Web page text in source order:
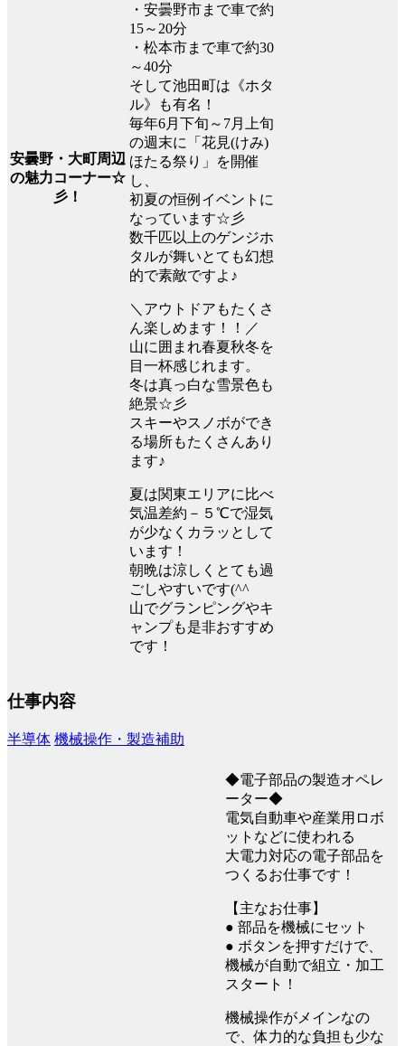
安曇野・大町周辺
の魅力コーナー☆
彡！
・安曇野市まで車で約
15～20分
・松本市まで車で約30
～40分
そして池田町は《ホタ
ル》も有名！
毎年6月下旬～7月上旬
の週末に「花見(けみ)
ほたる祭り」を開催
し、
初夏の恒例イベントに
なっています☆彡
数千匹以上のゲンジホ
タルが舞いとても幻想
的で素敵ですよ♪
＼アウトドアもたくさ
ん楽しめます！！／
山に囲まれ春夏秋冬を
目一杯感じれます。
冬は真っ白な雪景色も
絶景☆彡
スキーやスノボができ
る場所もたくさんあり
ます♪
夏は関東エリアに比べ
気温差約－５℃で湿気
が少なくカラッとして
います！
朝晩は涼しくとても過
ごしやすいです(^^
山でグランピングやキ
ャンプも是非おすすめ
です！
仕事内容
半導体 機械操作・製造補助
◆電子部品の製造オペレ
ーター◆
電気自動車や産業用ロボ
ットなどに使われる
大電力対応の電子部品を
つくるお仕事です！
【主なお仕事】
● 部品を機械にセット
● ボタンを押すだけで、
機械が自動で組立・加工
スタート！
機械操作がメインなの
で、体力的な負担も少な